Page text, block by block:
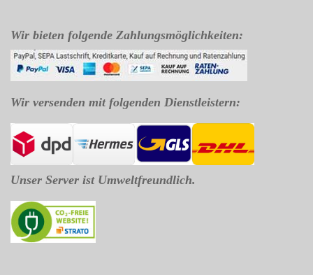
Wir bieten folgende Zahlungsmöglichkeiten:
Wir versenden mit folgenden Dienstleistern:
Unser Server ist Umweltfreundlich.